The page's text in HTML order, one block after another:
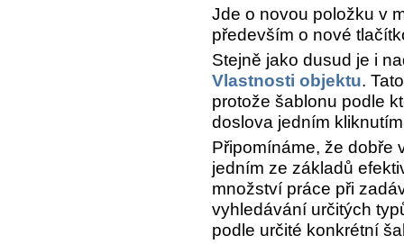
Jde o novou položku v
především o nové
Stejně jako dusud je i
Vlastnosti objektu.
protože šablonu podle
doslova jedním
Připomínáme, že dobře
jedním ze základů
množství práce při
vyhledávání určitých
podle určité konkrétní